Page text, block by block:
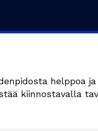
helppoa ja
kiinnostavalla